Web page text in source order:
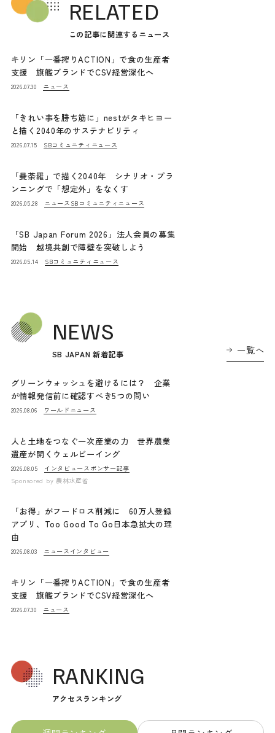
RELATED
この記事に関連するニュース
キリン「一番搾りACTION」で食の生産者
支援 旗艦ブランドでCSV経営深化へ
2026.07.30 ニュース
「きれい事を勝ち筋に」nestがタキヒヨー
と描く2040年のサステナビリティ
2026.07.15 SBコミュニティニュース
「曼荼羅」で描く2040年 シナリオ・プラ
ンニングで「想定外」をなくす
2026.05.28 ニュース SBコミュニティニュース
「SB Japan Forum 2026」法人会員の募集
開始 越境共創で障壁を突破しよう
2026.05.14 SBコミュニティニュース
NEWS
SB JAPAN 新着記事 一覧へ
グリーンウォッシュを避けるには？ 企業
が情報発信前に確認すべき5つの問い
2026.08.06 ワールドニュース
人と土地をつなぐ一次産業の力 世界農業
遺産が開くウェルビーイング
2026.08.05 インタビュー スポンサー記事
Sponsored by 農林水産省
「お得」がフードロス削減に 60万人登録
アプリ、Too Good To Go日本急拡大の理
由
2026.08.03 ニュース インタビュー
キリン「一番搾りACTION」で食の生産者
支援 旗艦ブランドでCSV経営深化へ
2026.07.30 ニュース
RANKING
アクセスランキング